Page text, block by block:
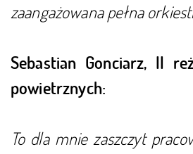
zaangażowana pełna
Sebastian Gonciarz, II
powietrznych:
To dla mnie zaszczyt